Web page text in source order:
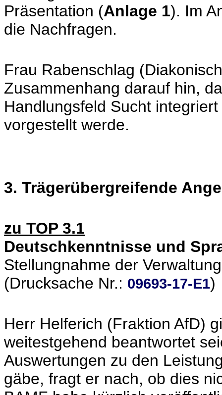
Präsentation (Anlage 1). Im
die Nachfragen.
Frau Rabenschlag
Zusammenhang darauf hin,
Handlungsfeld Sucht
vorgestellt werde.
3. Trägerübergreifende
zu TOP 3.1
Deutschkenntnisse und
Stellungnahme der Verwaltung
(Drucksache Nr.: 09693-17-E1)
Herr Helferich (Fraktion AfD)
weitestgehend beantwortet
Auswertungen zu den
gäbe, fragt er nach, ob dies